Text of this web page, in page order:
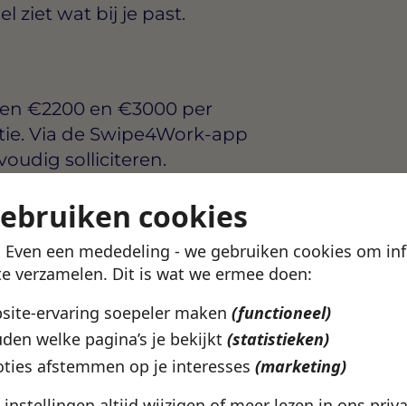
cookies
Even een mededeling - we gebruiken cookies om
verzamelen. Dit is wat we ermee doen:
ervaring soepeler maken (functioneel)
welke pagina’s je bekijkt (statistieken)
afstemmen op je interesses (marketing)
ziet wat bij je past.
€2200 en €3000 per
Via de Swipe4Work-app
solliciteren.
Bekijk het